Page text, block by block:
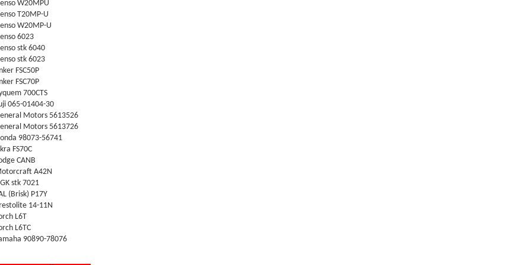
W20MPU
T20MP-U
W20MP-U
6023
stk 6040
stk 6023
FSC50P
FSC70P
700CTS
065-01404-30
Motors 5613526
Motors 5613726
98073-56741
FS70C
CANB
A42N
stk 7021
(Brisk) P17Y
14-11N
L6T
L6TC
90890-78076